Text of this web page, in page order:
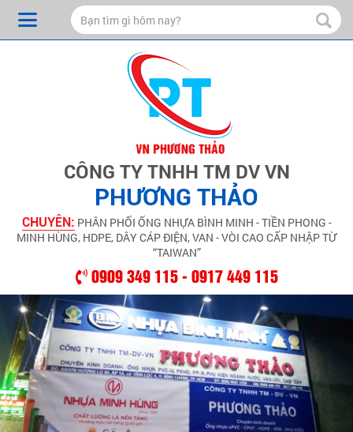
CÔNG TY TNHH TM DV VN
PHƯƠNG THẢO
CHUYÊN: PHÂN PHỐI ỐNG NHỰA BÌNH MINH - TIỀN PHONG -
MINH HÙNG, HDPE, DÂY CÁP ĐIỆN, VAN - VÒI CAO CẤP NHẬP TỪ
“TAIWAN”
0909 349 115 - 0917 449 115